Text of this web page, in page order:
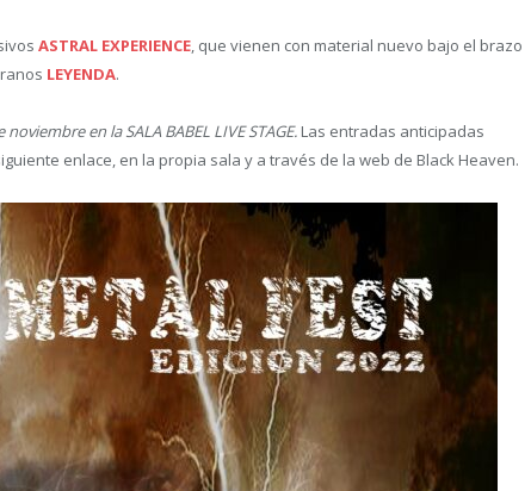
ASTRAL EXPERIENCE, que vienen con material nuevo bajo el brazo
LEYENDA.
noviembre en la SALA BABEL LIVE STAGE. Las entradas anticipadas
enlace, en la propia sala y a través de la web de Black Heaven.